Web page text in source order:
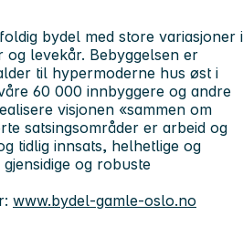
bydel med store variasjoner i
levekår. Bebyggelsen er
til hypermoderne hus øst i
60 000 innbyggere og andre
visjonen «sammen om
satsingsområder er arbeid og
tidlig innsats, helhetlige og
og robuste
www.bydel-gamle-oslo.no